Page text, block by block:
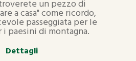
un pezzo di
a casa" come ricordo,
passeggiata per le
paesini di montagna.
Dettagli